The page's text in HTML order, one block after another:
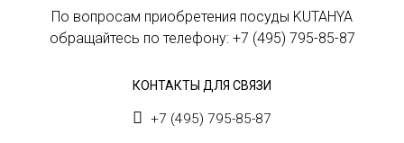
По вопросам приобретения посуды KUTAHYA
обращайтесь по телефону: +7 (495) 795-85-87
КОНТАКТЫ ДЛЯ СВЯЗИ
+7 (495) 795-85-87